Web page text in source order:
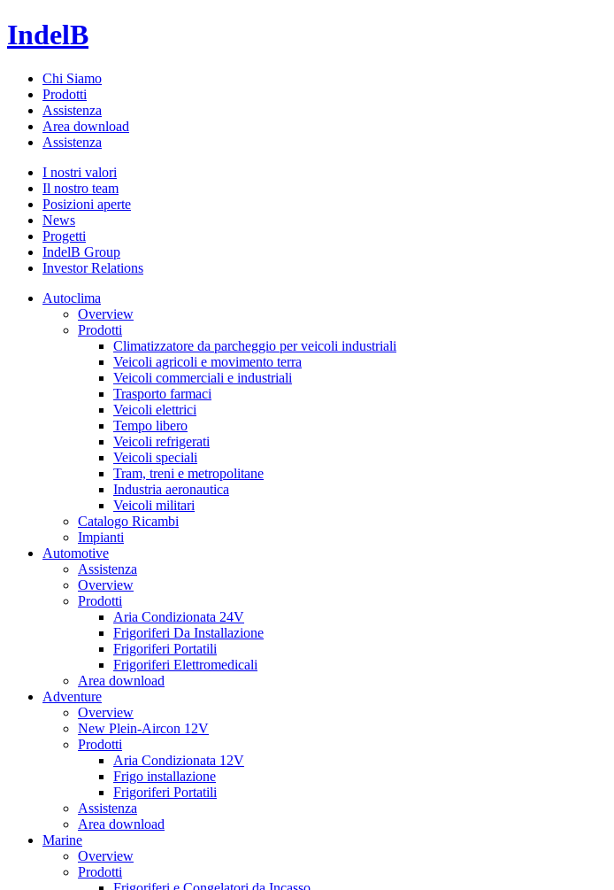
IndelB
Chi Siamo
Prodotti
Assistenza
Area download
Assistenza
I nostri valori
Il nostro team
Posizioni aperte
News
Progetti
IndelB Group
Investor Relations
Autoclima
Overview
Prodotti
Climatizzatore da parcheggio per veicoli industriali
Veicoli agricoli e movimento terra
Veicoli commerciali e industriali
Trasporto farmaci
Veicoli elettrici
Tempo libero
Veicoli refrigerati
Veicoli speciali
Tram, treni e metropolitane
Industria aeronautica
Veicoli militari
Catalogo Ricambi
Impianti
Automotive
Assistenza
Overview
Prodotti
Aria Condizionata 24V
Frigoriferi Da Installazione
Frigoriferi Portatili
Frigoriferi Elettromedicali
Area download
Adventure
Overview
New Plein-Aircon 12V
Prodotti
Aria Condizionata 12V
Frigo installazione
Frigoriferi Portatili
Assistenza
Area download
Marine
Overview
Prodotti